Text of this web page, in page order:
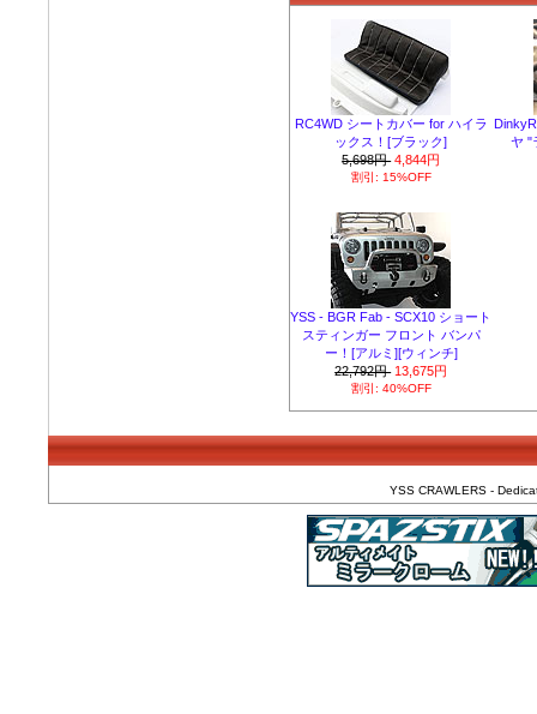
RC4WD シートカバー for ハイラ
ックス！[ブラック]
5,698円 4,844円
割引: 15%OFF
ヤ "
YSS - BGR Fab - SCX10 ショート
スティンガー フロント バンパ
ー！[アルミ][ウィンチ]
22,792円 13,675円
割引: 40%OFF
YSS CRAWLERS -